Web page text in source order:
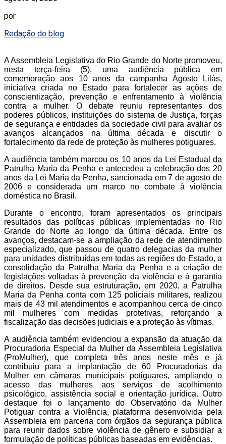
por
Redação do blog
A Assembleia Legislativa do Rio Grande do Norte promoveu,
nesta terça-feira (5), uma audiência pública em
comemoração aos 10 anos da campanha Agosto Lilás,
iniciativa criada no Estado para fortalecer as ações de
conscientização, prevenção e enfrentamento à violência
contra a mulher. O debate reuniu representantes dos
poderes públicos, instituições do sistema de Justiça, forças
de segurança e entidades da sociedade civil para avaliar os
avanços alcançados na última década e discutir o
fortalecimento da rede de proteção às mulheres potiguares.
A audiência também marcou os 10 anos da Lei Estadual da
Patrulha Maria da Penha e antecedeu a celebração dos 20
anos da Lei Maria da Penha, sancionada em 7 de agosto de
2006 e considerada um marco no combate à violência
doméstica no Brasil.
Durante o encontro, foram apresentados os principais
resultados das políticas públicas implementadas no Rio
Grande do Norte ao longo da última década. Entre os
avanços, destacam-se a ampliação da rede de atendimento
especializado, que passou de quatro delegacias da mulher
para unidades distribuídas em todas as regiões do Estado, a
consolidação da Patrulha Maria da Penha e a criação de
legislações voltadas à prevenção da violência e à garantia
de direitos. Desde sua estruturação, em 2020, a Patrulha
Maria da Penha conta com 125 policiais militares, realizou
mais de 43 mil atendimentos e acompanhou cerca de cinco
mil mulheres com medidas protetivas, reforçando a
fiscalização das decisões judiciais e a proteção às vítimas.
A audiência também evidenciou a expansão da atuação da
Procuradoria Especial da Mulher da Assembleia Legislativa
(ProMulher), que completa três anos neste mês e já
contribuiu para a implantação de 60 Procuradorias da
Mulher em câmaras municipais potiguares, ampliando o
acesso das mulheres aos serviços de acolhimento
psicológico, assistência social e orientação jurídica. Outro
destaque foi o lançamento do Observatório da Mulher
Potiguar contra a Violência, plataforma desenvolvida pela
Assembleia em parceria com órgãos da segurança pública
para reunir dados sobre violência de gênero e subsidiar a
formulação de políticas públicas baseadas em evidências.